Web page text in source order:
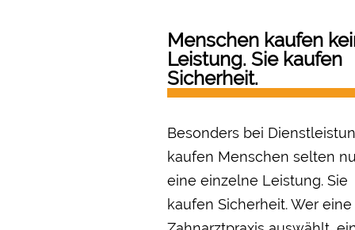
Menschen kaufen
Leistung. Sie kaufen
Sicherheit.
Besonders bei
kaufen Menschen selten
eine einzelne Leistung. Sie
kaufen Sicherheit. Wer eine